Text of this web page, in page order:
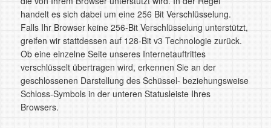
handelt es sich dabei um eine 256 Bit Verschlüsselung.
Falls Ihr Browser keine 256-Bit Verschlüsselung unterstützt,
greifen wir stattdessen auf 128-Bit v3 Technologie zurück.
Ob eine einzelne Seite unseres Internetauftrittes
verschlüsselt übertragen wird, erkennen Sie an der
geschlossenen Darstellung des Schüssel- beziehungsweise
Schloss-Symbols in der unteren Statusleiste Ihres
Browsers.